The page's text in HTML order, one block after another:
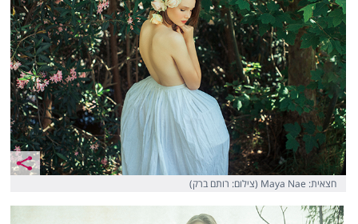
חצאית: Maya Nae (צילום: רותם ברק)